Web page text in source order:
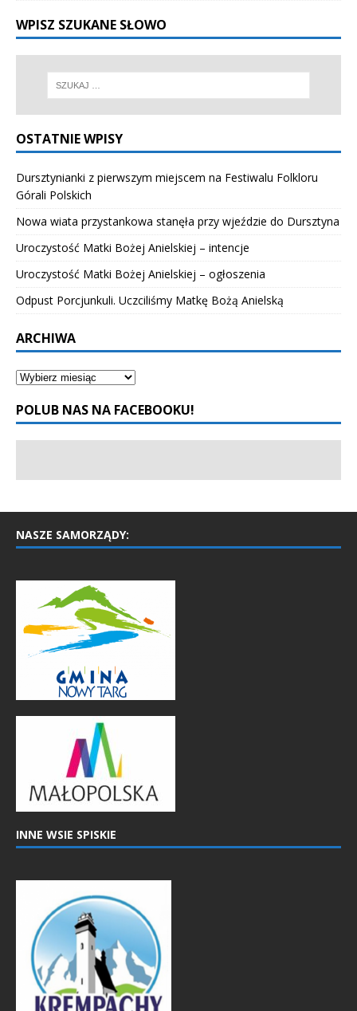
WPISZ SZUKANE SŁOWO
OSTATNIE WPISY
Dursztynianki z pierwszym miejscem na Festiwalu Folkloru
Górali Polskich
Nowa wiata przystankowa stanęła przy wjeździe do Dursztyna
Uroczystość Matki Bożej Anielskiej – intencje
Uroczystość Matki Bożej Anielskiej – ogłoszenia
Odpust Porcjunkuli. Uczciliśmy Matkę Bożą Anielską
ARCHIWA
POLUB NAS NA FACEBOOKU!
NASZE SAMORZĄDY:
INNE WSIE SPISKIE